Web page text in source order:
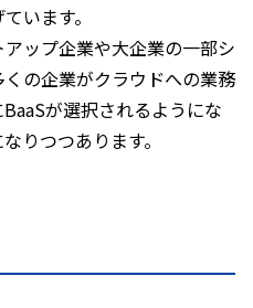
います。
ップ企業や大企業の一部シ
くの企業がクラウドへの業務
BaaSが選択されるようにな
りつつあります。